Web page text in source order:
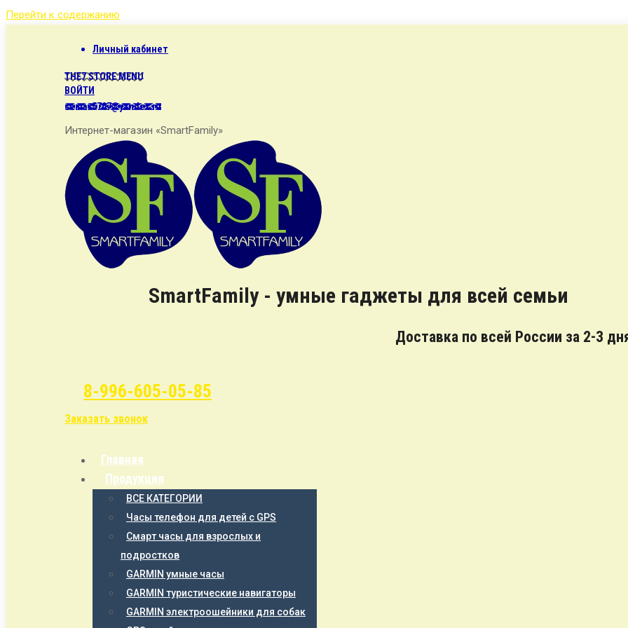
Перейти к содержанию
Личный кабинет
THE7 STORE MENU
ВОЙТИ
semax5707@yandex.ru
Интернет-магазин «SmartFamily»
SmartFamily - умные гаджеты для всей семьи
Доставка по всей России за 2-3
8-996-605-05-85
Заказать звонок
Главная
Продукция
ВСЕ КАТЕГОРИИ
Часы телефон для детей с GPS
Смарт часы для взрослых и
подростков
GARMIN умные часы
GARMIN туристические навигаторы
GARMIN электроошейники для собак